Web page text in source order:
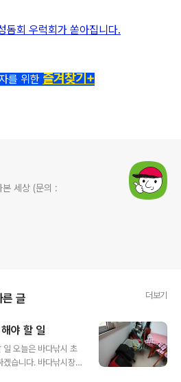
돔회 우럭회가 쏟아집니다.
를 위한 즐겨찾기+
본 세상 (문의 :
른 글 더보기
야 할 일
일 오늘은 바다낚시 초
겠습니다. 바다낚시장